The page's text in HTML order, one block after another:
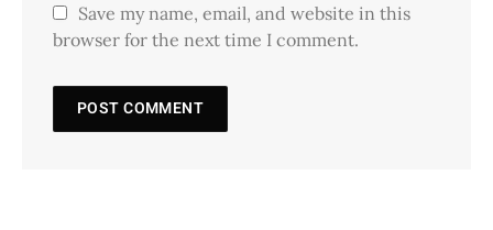
Save my name, email, and website in this
browser for the next time I comment.